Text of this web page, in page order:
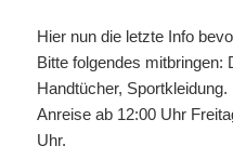
Hier nun die letzte Info
Bitte folgendes mitbringen:
Handtücher, Sportkleidung.
Anreise ab 12:00 Uhr
Uhr.